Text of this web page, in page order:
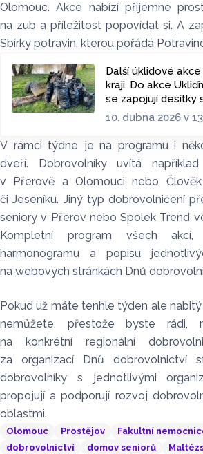
Olomouc. Akce nabízí příjemné
na zub a příležitost popovídat si. A
Sbírky potravin, kterou pořádá
Další úklidové
kraji. Do akce
se zapojují desítky
10. dubna 2026 v
V rámci týdne je na programu i
dveří. Dobrovolníky uvítá
v Přerově a Olomouci nebo
či Jeseníku. Jiný typ dobrovolničení
seniory v Přerov nebo Spolek Trend
Kompletní program všech akcí,
harmonogramu a popisu
na webových stránkách Dnů
Pokud už máte tenhle týden ale
nemůžete, přestože byste rádi,
na konkrétní regionální
za organizací Dnů dobrovolnictví
dobrovolníky s jednotlivými
propojují a podporují rozvoj
oblastmi.
Olomouc Prostějov Fakultní
dobrovolnictví
domov seniorů